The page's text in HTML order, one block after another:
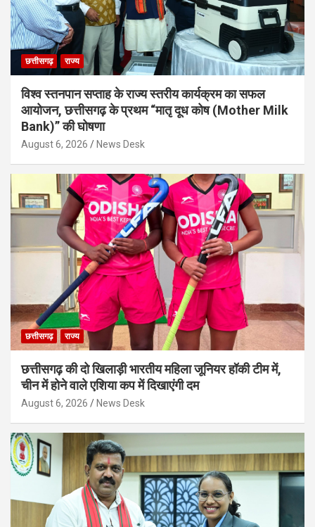
छत्तीसगढ़ राज्य
विश्व स्तनपान सप्ताह के राज्य स्तरीय कार्यक्रम का सफल
आयोजन, छत्तीसगढ़ के प्रथम “मातृ दूध कोष (Mother Milk
Bank)” की घोषणा
August 6, 2026 News Desk
छत्तीसगढ़ राज्य
छत्तीसगढ़ की दो खिलाड़ी भारतीय महिला जूनियर हॉकी टीम में,
चीन में होने वाले एशिया कप में दिखाएंगी दम
August 6, 2026 News Desk